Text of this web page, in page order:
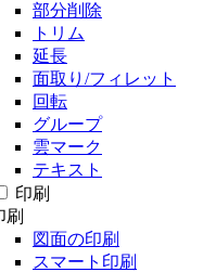
部分削除
トリム
延長
面取り/フィレット
回転
グループ
雲マーク
テキスト
印刷
刷
図面の印刷
スマート印刷